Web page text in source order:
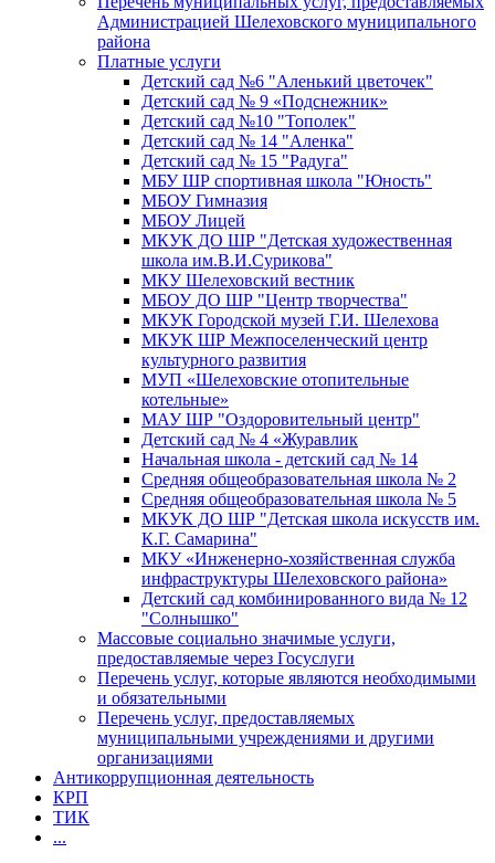
Администрацией Шелеховского муниципального
района
Платные услуги
Детский сад №6 "Аленький цветочек"
Детский сад № 9 «Подснежник»
Детский сад №10 "Тополек"
Детский сад № 14 "Аленка"
Детский сад № 15 "Радуга"
МБУ ШР спортивная школа "Юность"
МБОУ Гимназия
МБОУ Лицей
МКУК ДО ШР "Детская художественная
школа им.В.И.Сурикова"
МКУ Шелеховский вестник
МБОУ ДО ШР "Центр творчества"
МКУК Городской музей Г.И. Шелехова
МКУК ШР Межпоселенческий центр
культурного развития
МУП «Шелеховские отопительные
котельные»
МАУ ШР "Оздоровительный центр"
Детский сад № 4 «Журавлик
Начальная школа - детский сад № 14
Средняя общеобразовательная школа № 2
Средняя общеобразовательная школа № 5
МКУК ДО ШР "Детская школа искусств им.
К.Г. Самарина"
МКУ «Инженерно-хозяйственная служба
инфраструктуры Шелеховского района»
Детский сад комбинированного вида № 12
"Солнышко"
Массовые социально значимые услуги,
предоставляемые через Госуслуги
Перечень услуг, которые являются необходимыми
и обязательными
Перечень услуг, предоставляемых
муниципальными учреждениями и другими
организациями
Антикоррупционная деятельность
КРП
ТИК
...